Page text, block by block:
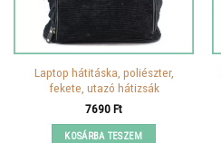
Laptop hátitáska, poliészter,
fekete, utazó hátizsák
7690Ft
KOSÁRBA TESZEM